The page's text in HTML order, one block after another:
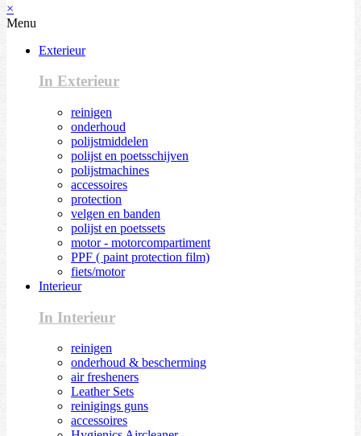
×
Menu
Exterieur
In Exterieur
reinigen
onderhoud
polijstmiddelen
polijst en poetsschijven
polijstmachines
accessoires
protection
velgen en banden
polijst en poetssets
motor - motorcompartiment
PPF ( paint protection film)
fiets/motor
Interieur
In Interieur
reinigen
onderhoud & bescherming
air fresheners
Leather Sets
reinigings guns
accessoires